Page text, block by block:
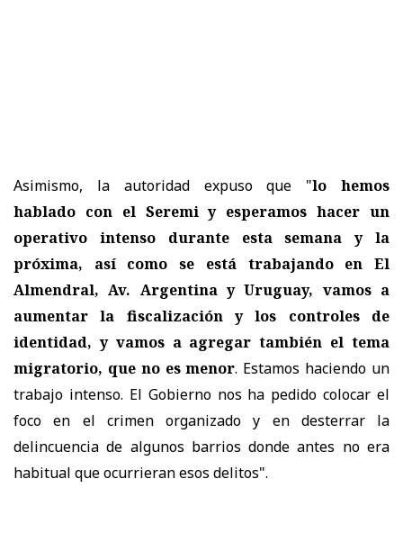
Asimismo, la autoridad expuso que "lo hemos
hablado con el Seremi y esperamos hacer un
operativo intenso durante esta semana y la
próxima, así como se está trabajando en El
Almendral, Av. Argentina y Uruguay, vamos a
aumentar la fiscalización y los controles de
identidad, y vamos a agregar también el tema
migratorio, que no es menor. Estamos haciendo un
trabajo intenso. El Gobierno nos ha pedido colocar el
foco en el crimen organizado y en desterrar la
delincuencia de algunos barrios donde antes no era
habitual que ocurrieran esos delitos".